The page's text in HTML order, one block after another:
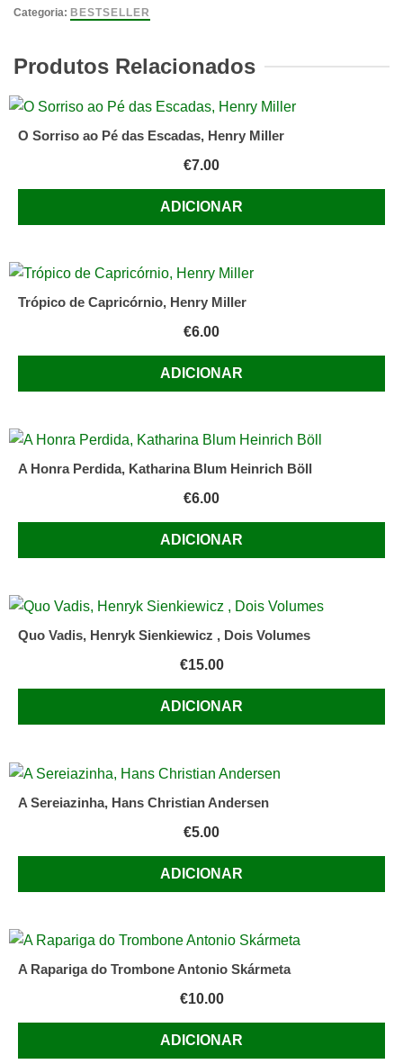
Dances
Morte
Categoria: BESTSELLER
Produtos Relacionados
O Sorriso ao Pé das Escadas, Henry Miller
€7.00
ADICIONAR
Trópico de Capricórnio, Henry Miller
€6.00
ADICIONAR
A Honra Perdida, Katharina Blum Heinrich Böll
€6.00
ADICIONAR
Quo Vadis, Henryk Sienkiewicz , Dois Volumes
€15.00
ADICIONAR
A Sereiazinha, Hans Christian Andersen
€5.00
ADICIONAR
A Rapariga do Trombone Antonio Skármeta
€10.00
ADICIONAR